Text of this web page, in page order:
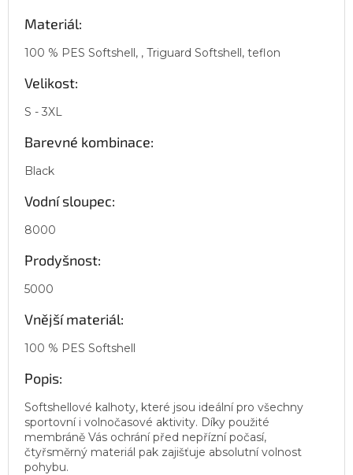
Materiál:
100 % PES Softshell, , Triguard Softshell, teflon
Velikost:
S - 3XL
Barevné kombinace:
Black
Vodní sloupec:
8000
Prodyšnost:
5000
Vnější materiál:
100 % PES Softshell
Popis:
Softshellové kalhoty, které jsou ideální pro všechny
sportovní i volnočasové aktivity. Díky použité
membráně Vás ochrání před nepřízní počasí,
čtyřsměrný materiál pak zajišťuje absolutní volnost
pohybu.